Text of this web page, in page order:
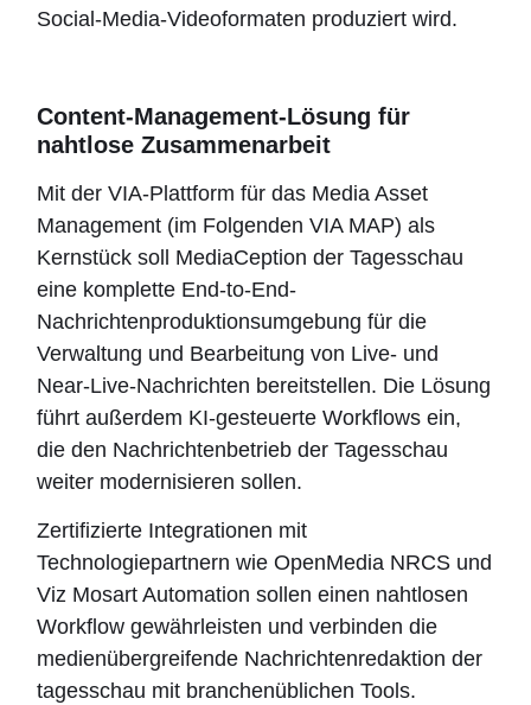
Social-Media-Videoformaten produziert wird.
Content-Management-Lösung für
nahtlose Zusammenarbeit
Mit der VIA-Plattform für das Media Asset
Management (im Folgenden VIA MAP) als
Kernstück soll MediaCeption der Tagesschau
eine komplette End-to-End-
Nachrichtenproduktionsumgebung für die
Verwaltung und Bearbeitung von Live- und
Near-Live-Nachrichten bereitstellen. Die Lösung
führt außerdem KI-gesteuerte Workflows ein,
die den Nachrichtenbetrieb der Tagesschau
weiter modernisieren sollen.
Zertifizierte Integrationen mit
Technologiepartnern wie OpenMedia NRCS und
Viz Mosart Automation sollen einen nahtlosen
Workflow gewährleisten und verbinden die
medienübergreifende Nachrichtenredaktion der
tagesschau mit branchenüblichen Tools.